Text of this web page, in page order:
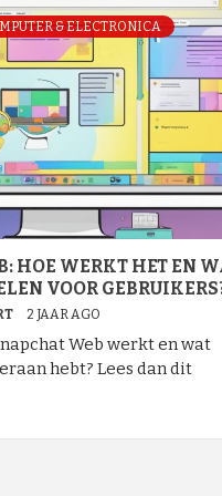
& ELECTRONICA
HOE WERKT HET EN
VOOR
2 JAAR AGO
Web werkt en wat
hebt? Lees dan dit